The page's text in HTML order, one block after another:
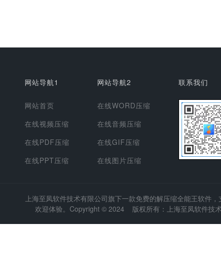
网站导航1
网站首页
在线视频压缩
在线PDF压缩
在线PPT压缩
网站导航2
在线WORD压缩
在线音频压缩
在线GIF压缩
在线图片压缩
联系我们
上海至凤软件技术有限公司旗下一款免费的解压缩全能王软件
欢迎体验。Copyright © 2024 版权所有：上海至凤软件技